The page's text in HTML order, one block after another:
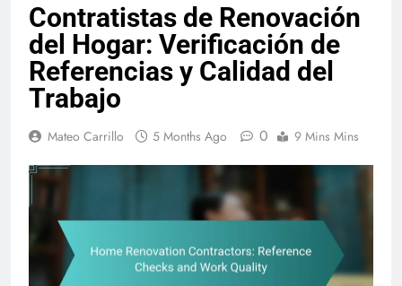
Contratistas de Renovación
del Hogar: Verificación de
Referencias y Calidad del
Trabajo
Mateo Carrillo 5 Months Ago 0 9 Mins Mins